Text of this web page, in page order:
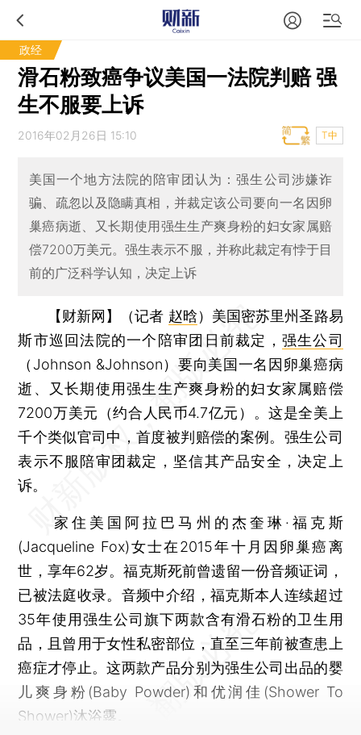
政经
滑石粉致癌争议美国一法院判赔 强
生不服要上诉
2016年02月26日 15:10 T中
美国一个地方法院的陪审团认为：强生公司涉嫌诈
骗、疏忽以及隐瞒真相，并裁定该公司要向一名因卵
巢癌病逝、又长期使用强生生产爽身粉的妇女家属赔
偿7200万美元。强生表示不服，并称此裁定有悖于目
前的广泛科学认知，决定上诉
【财新网】（记者 赵晗） 美国密苏里州圣路易
斯市巡回法院的一个陪审团日前裁定， 强生公司
（Johnson &Johnson）要向美国一名因卵巢癌病
逝、又长期使用强生生产爽身粉的妇女家属赔偿
7200万美元（约合人民币4.7亿元）。这是全美上
千个类似官司中，首度被判赔偿的案例。强生公司
表示不服陪审团裁定，坚信其产品安全，决定上
诉。
家住美国阿拉巴马州的杰奎琳·福克斯
(Jacqueline Fox)女士在2015年十月因卵巢癌离
世，享年62岁。福克斯死前曾遗留一份音频证词，
已被法庭收录。音频中介绍，福克斯本人连续超过
35年使用强生公司旗下两款含有滑石粉的卫生用
品，且曾用于女性私密部位，直至三年前被查患上
癌症才停止。这两款产品分别为强生公司出品的婴
儿爽身粉(Baby Powder)和优润佳(Shower To
Shower)沐浴露。